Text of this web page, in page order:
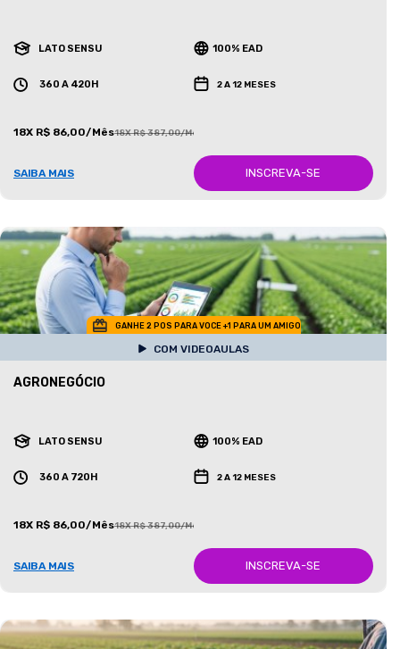
LATO SENSU 100% EAD
360 A 420H 2 A 12 MESES
18X R$ 86,00/Mês18X R$ 387,00/Mês
SAIBA MAIS INSCREVA-SE
GANHE 2 POS PARA VOCE +1 PARA UM AMIGO
COM VIDEOAULAS
AGRONEGÓCIO
LATO SENSU 100% EAD
360 A 720H 2 A 12 MESES
18X R$ 86,00/Mês18X R$ 387,00/Mês
SAIBA MAIS INSCREVA-SE